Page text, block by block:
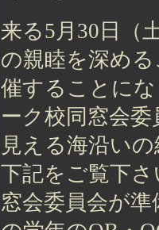
来る5月30日（
の親睦を深め
催することに
ーク校同窓会
見える海沿い
下記をご覧下
窓会委員会が